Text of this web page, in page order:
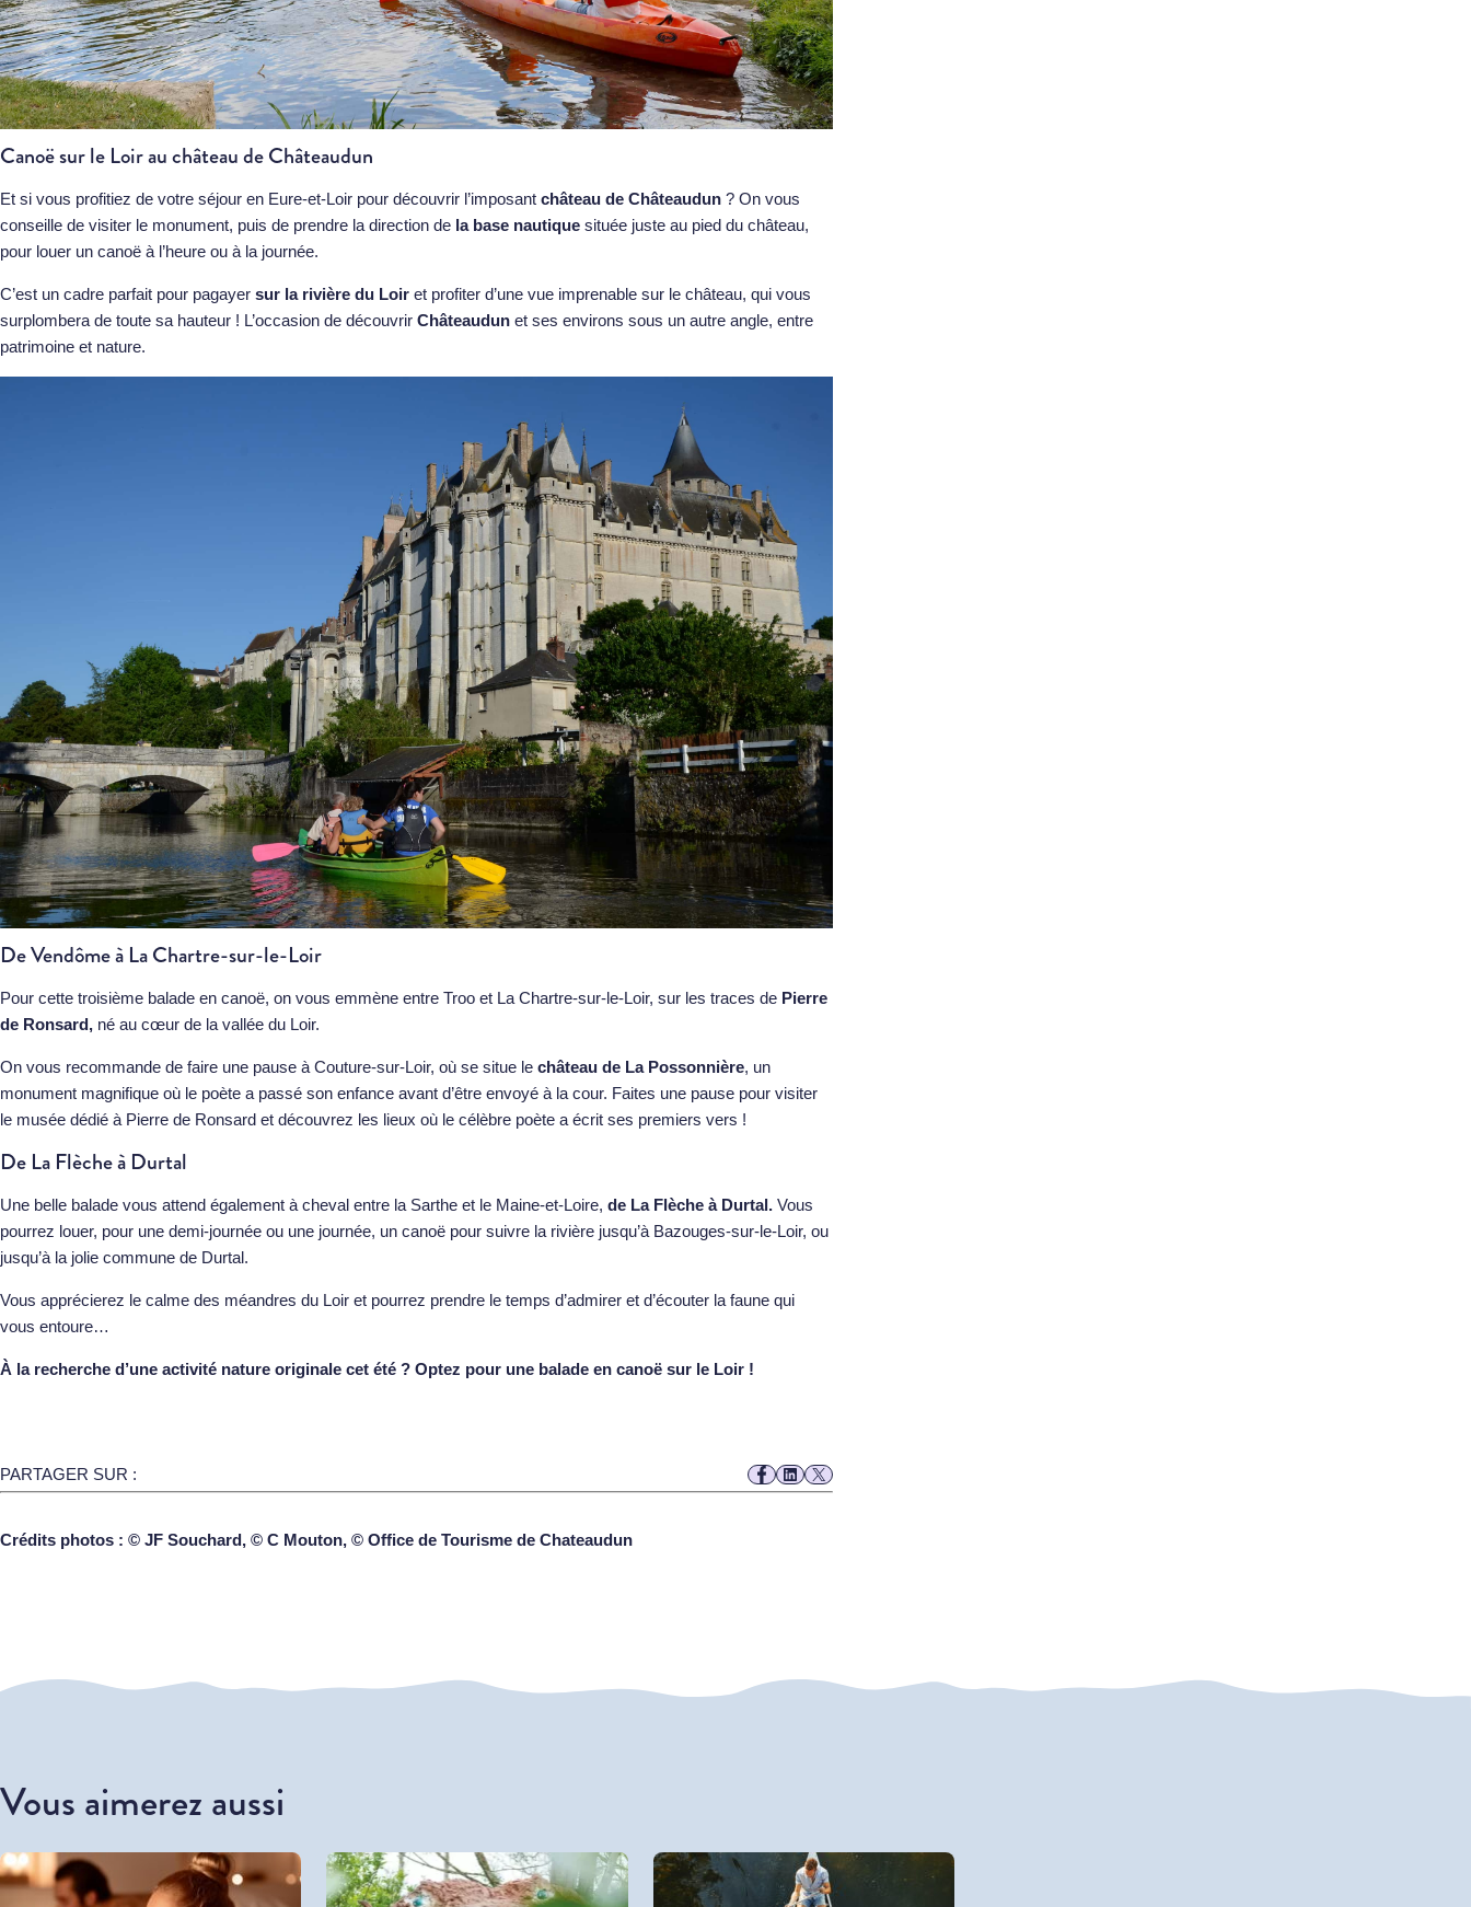
Canoë sur le Loir au château de Châteaudun
Et si vous profitiez de votre séjour en Eure-et-Loir pour découvrir l’imposant château de Châteaudun ? On vous
conseille de visiter le monument, puis de prendre la direction de la base nautique située juste au pied du château,
pour louer un canoë à l’heure ou à la journée.
C’est un cadre parfait pour pagayer sur la rivière du Loir et profiter d’une vue imprenable sur le château, qui vous
surplombera de toute sa hauteur ! L’occasion de découvrir Châteaudun et ses environs sous un autre angle, entre
patrimoine et nature.
De Vendôme à La Chartre-sur-le-Loir
Pour cette troisième balade en canoë, on vous emmène entre Troo et La Chartre-sur-le-Loir, sur les traces de Pierre
de Ronsard, né au cœur de la vallée du Loir.
On vous recommande de faire une pause à Couture-sur-Loir, où se situe le château de La Possonnière, un
monument magnifique où le poète a passé son enfance avant d’être envoyé à la cour. Faites une pause pour visiter
le musée dédié à Pierre de Ronsard et découvrez les lieux où le célèbre poète a écrit ses premiers vers !
De La Flèche à Durtal
Une belle balade vous attend également à cheval entre la Sarthe et le Maine-et-Loire, de La Flèche à Durtal. Vous
pourrez louer, pour une demi-journée ou une journée, un canoë pour suivre la rivière jusqu’à Bazouges-sur-le-Loir, ou
jusqu’à la jolie commune de Durtal.
Vous apprécierez le calme des méandres du Loir et pourrez prendre le temps d’admirer et d’écouter la faune qui
vous entoure…
À la recherche d’une activité nature originale cet été ? Optez pour une balade en canoë sur le Loir !
PARTAGER SUR :
Crédits photos : © JF Souchard, © C Mouton, © Office de Tourisme de Chateaudun
Vous aimerez aussi